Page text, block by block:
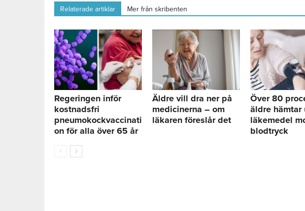
Relaterade artiklar Mer från skribenten
Regeringen inför
kostnadsfri
pneumokockvaccinati
on för alla över 65 år
Äldre vill dra ner på
medicinerna – om
läkaren föreslår det
Över 80
äldre hämtar
läkemedel
blodtryck